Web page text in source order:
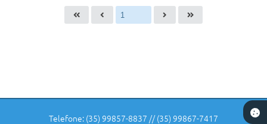
Telefone: (35) 99857-8837 // (35) 99867-7417